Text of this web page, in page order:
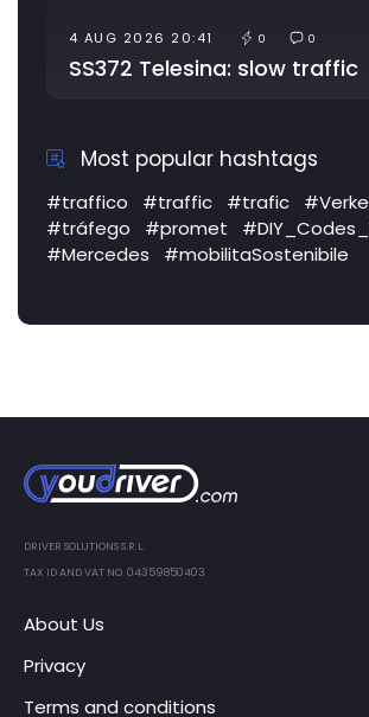
4 AUG 2026 20:41 0 0
SS372 Telesina: slow traffic
Most popular hashtags
#traffico #traffic #trafic
#tráfego
#promet
#Mercedes
#mobilitaSostenibile
DRIVER SOLUTIONS S.R.L.
TAX ID AND VAT NO. 04359850403
About Us
Privacy
Terms and conditions